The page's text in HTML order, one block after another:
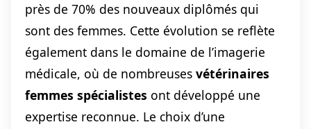
près de 70% des nouveaux diplômés qui
sont des femmes. Cette évolution se reflète
également dans le domaine de l’imagerie
médicale, où de nombreuses vétérinaires
femmes spécialistes ont développé une
expertise reconnue. Le choix d’une